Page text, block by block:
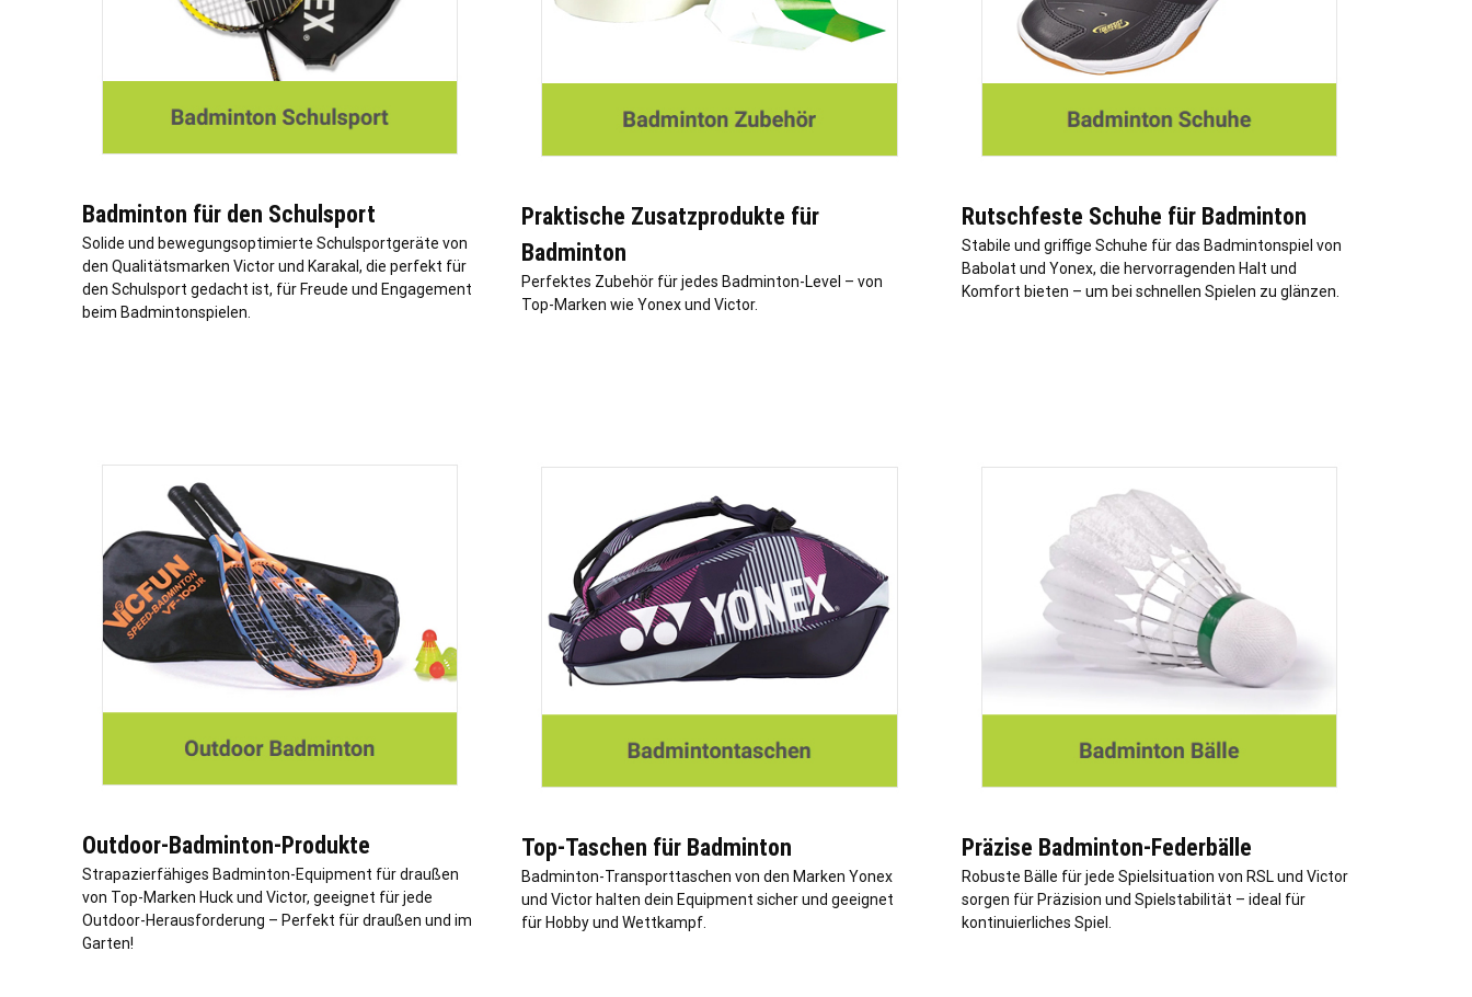
Badminton für den Schulsport
Solide und bewegungsoptimierte Schulsportgeräte von
den Qualitätsmarken Victor und Karakal, die perfekt für
den Schulsport gedacht ist, für Freude und Engagement
beim Badmintonspielen.
Praktische Zusatzprodukte für
Badminton
Perfektes Zubehör für jedes Badminton-Level – von
Top-Marken wie Yonex und Victor.
Rutschfeste Schuhe für Badminton
Stabile und griffige Schuhe für das Badmintonspiel von
Babolat und Yonex, die hervorragenden Halt und
Komfort bieten – um bei schnellen Spielen zu glänzen.
Outdoor-Badminton-Produkte
Strapazierfähiges Badminton-Equipment für draußen
von Top-Marken Huck und Victor, geeignet für jede
Outdoor-Herausforderung – Perfekt für draußen und im
Garten!
Top-Taschen für Badminton
Badminton-Transporttaschen von den Marken Yonex
und Victor halten dein Equipment sicher und geeignet
für Hobby und Wettkampf.
Präzise Badminton-Federbälle
Robuste Bälle für jede Spielsituation von RSL und Victor
sorgen für Präzision und Spielstabilität – ideal für
kontinuierliches Spiel.